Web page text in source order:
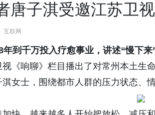
唐子淇受邀江苏卫
互联网
到千万投入疗愈事业，讲述“慢下来
《响聊》栏目播出了对常州本土生
女士，围绕都市人群的压力状态、